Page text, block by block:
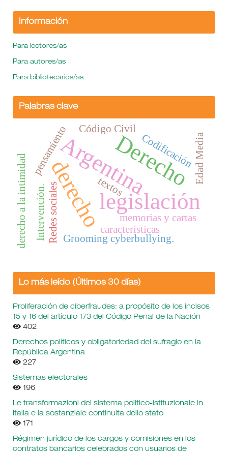
Información
Para lectores/as
Para autores/as
Para bibliotecarios/as
Palabras clave
legislación
Argentina
derechoDerecho
memorias y cartas
pensamiento
Redes sociales
derecho a la intimidad Grooming cyberbullying.
Código Civil
Intervención.
CodificaciónEdad Media
características
textos
Lo más leído (Últimos 30 días)
Proliferación de ciberfraudes: a propósito de los incisos
15 y 16 del artículo 173 del Código Penal de la Nación
402
Derechos políticos y obligatoriedad del sufragio en la
República Argentina
227
Sistemas electorales
196
Le transformazioni del sistema politico-istituzionale in
Italia e la sostanziale continuita dello stato
171
Régimen jurídico de los cargos y comisiones en los
contratos bancarios celebrados con usuarios de